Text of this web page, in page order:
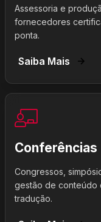
Assessoria e
fornecedores
ponta.
Saiba Mais
Conferências
Congressos,
gestão de conteúdo
tradução.